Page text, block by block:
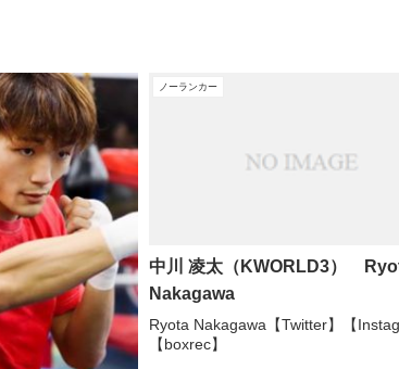
ノーランカー
中川 凌太（KWORLD3）
Nakagawa
Ryota Nakagawa【Twitter】【
【boxrec】